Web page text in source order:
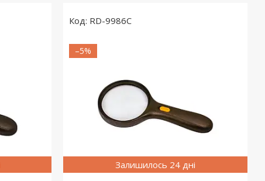
RD-9986C
Залишилось 24 дні
–5%